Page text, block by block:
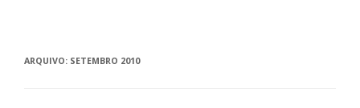
ARQUIVO: SETEMBRO 2010